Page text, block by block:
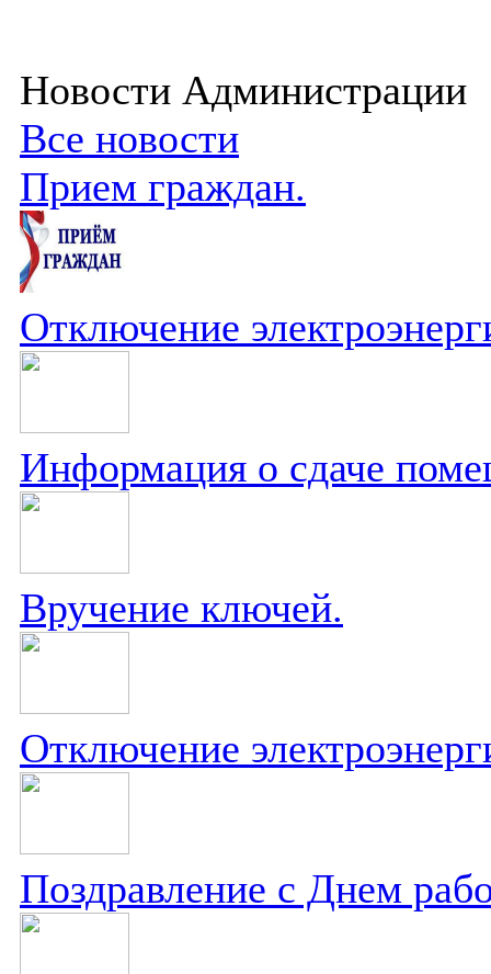
Новости Администрации
Все новости
Прием граждан.
Отключение
Информация о сдаче
Вручение ключей.
Отключение
Поздравление с Днем